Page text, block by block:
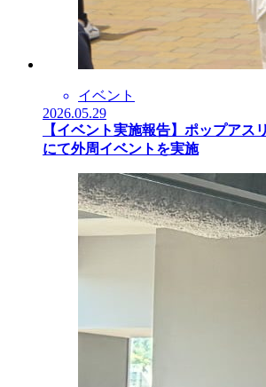
イベント
2026.05.29
【イベント実施報告】ポップアス
にて外周イベントを実施